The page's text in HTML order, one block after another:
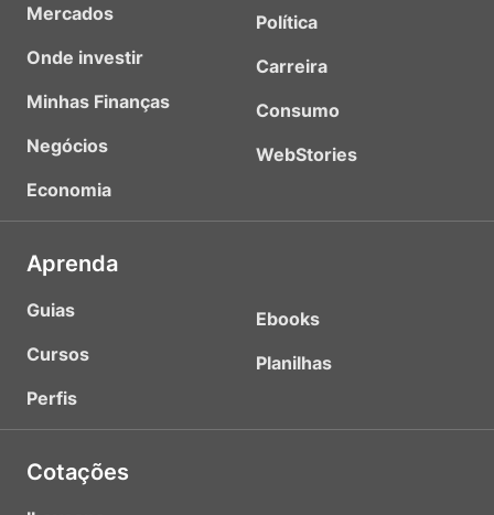
Mercados
Onde investir
Minhas Finanças
Negócios
Economia
Política
Carreira
Consumo
WebStories
Aprenda
Guias
Cursos
Perfis
Ebooks
Planilhas
Cotações